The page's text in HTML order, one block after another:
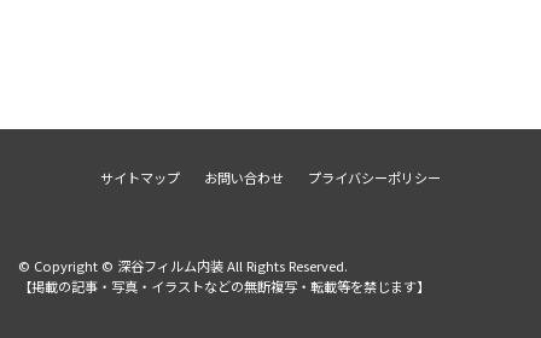
サイトマップ お問い合わせ プライバシーポリシー
© Copyright © 深谷フィルム内装 All Rights Reserved.
【掲載の記事・写真・イラストなどの無断複写・転載等を禁じます】